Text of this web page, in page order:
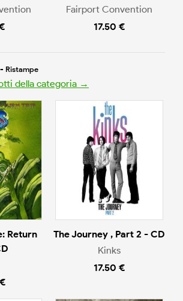
Fairport Convention
17.50 €
Ristampe
della categoria →
Return
The Journey , Part 2 - CD
Kinks
17.50 €